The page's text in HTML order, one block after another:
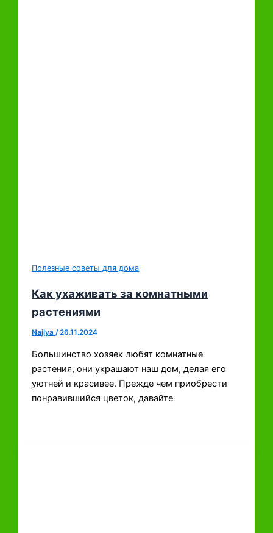
Полезные советы для дома
Как ухаживать за комнатными
растениями
Najlya/26.11.2024
Большинство хозяек любят комнатные
растения, они украшают наш дом, делая его
уютней и красивее. Прежде чем приобрести
понравившийся цветок, давайте